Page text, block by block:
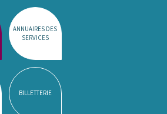
ANNUAIRES DES
SERVICES
BILLETTERIE